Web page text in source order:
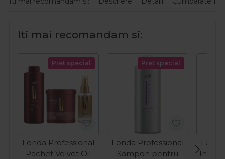
Iti mai recomandam si:
Pret special
Londa Professional
Pachet Velvet Oil
Pret special
Londa Professional
Sampon pentru